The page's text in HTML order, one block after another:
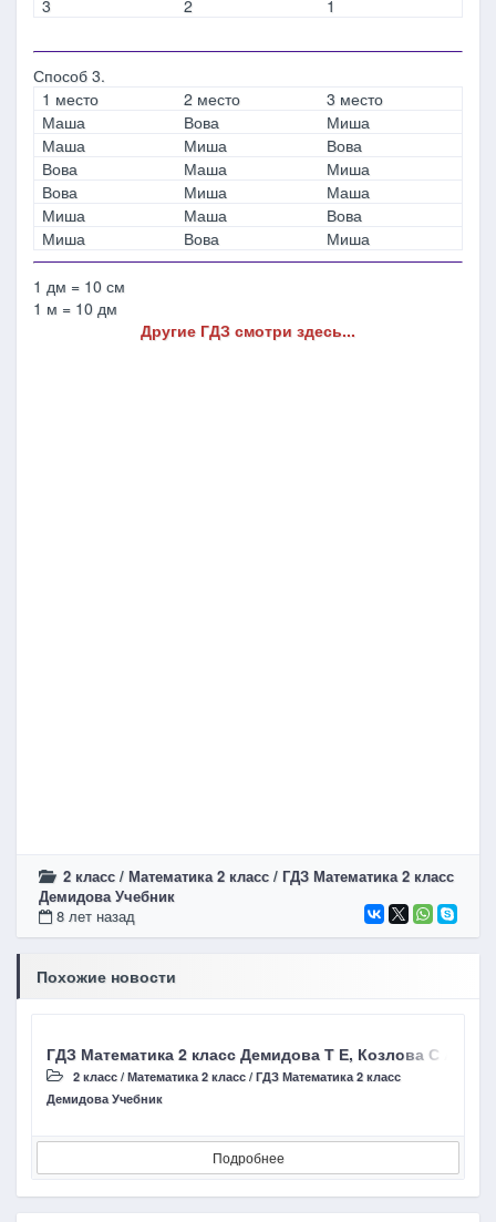
3 2 1
Способ 3.
1 место
2 место
3 место
Маша
Вова
Миша
Маша
Миша
Вова
Вова
Маша
Миша
Вова
Миша
Маша
Миша
Маша
Вова
Миша
Вова Миша
1 дм = 10 см
1 м = 10 дм
Другие ГДЗ смотри здесь...
2 класс / Математика 2 класс / ГДЗ Математика 2 класс
Демидова Учебник
8 лет назад
Похожие новости
ГДЗ Математика 2 класс Демидова Т Е, Козлова С А,
2 класс / Математика 2 класс / ГДЗ Математика 2 класс
Демидова Учебник
Подробнее